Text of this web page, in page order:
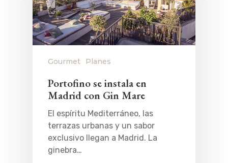
Gourmet Planes
Portofino se instala en
Madrid con Gin Mare
El espíritu Mediterráneo, las
terrazas urbanas y un sabor
exclusivo llegan a Madrid. La
ginebra…